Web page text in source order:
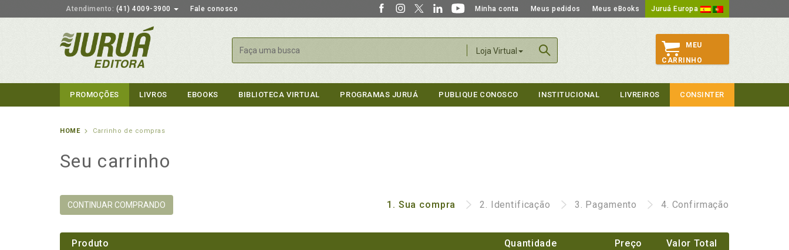
Atendimento: (41) 4009-3900 Fale conosco Minha conta Meus pedidos Meus eBooks Juruá Europa
Loja Virtual
Buscar
MEU
CARRINHO
PROMOÇÕES LIVROS EBOOKS BIBLIOTECA VIRTUAL PROGRAMAS JURUÁ PUBLIQUE CONOSCO INSTITUCIONAL LIVREIROS CONSINTER
HOME Carrinho de compras
Seu carrinho
CONTINUAR COMPRANDO 1. Sua compra 2. Identificação 3. Pagamento 4. Confirmação
Produto Quantidade Preço Valor Total